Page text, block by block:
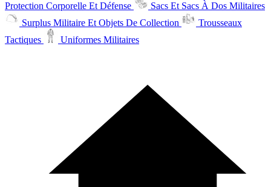
Protection Corporelle Et Défense
Sacs Et Sacs À Dos Militaires
Surplus Militaire Et Objets De Collection
Trousseaux
Tactiques
Uniformes Militaires